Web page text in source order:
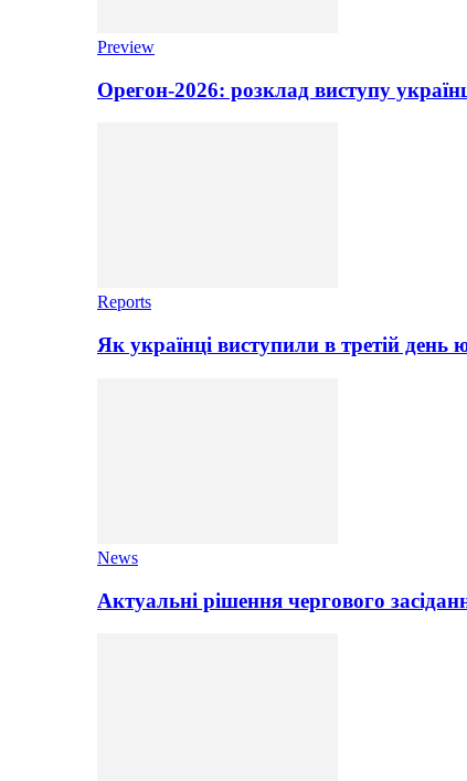
Preview
Орегон-2026: розклад виступу
Reports
Як українці виступили в третій день
News
Актуальні рішення чергового